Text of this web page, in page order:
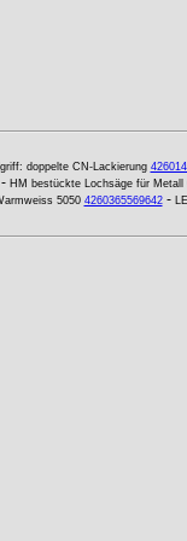
doppelte CN-Lackierung
HM bestückte Lochsäge für
5050 4260365569642-